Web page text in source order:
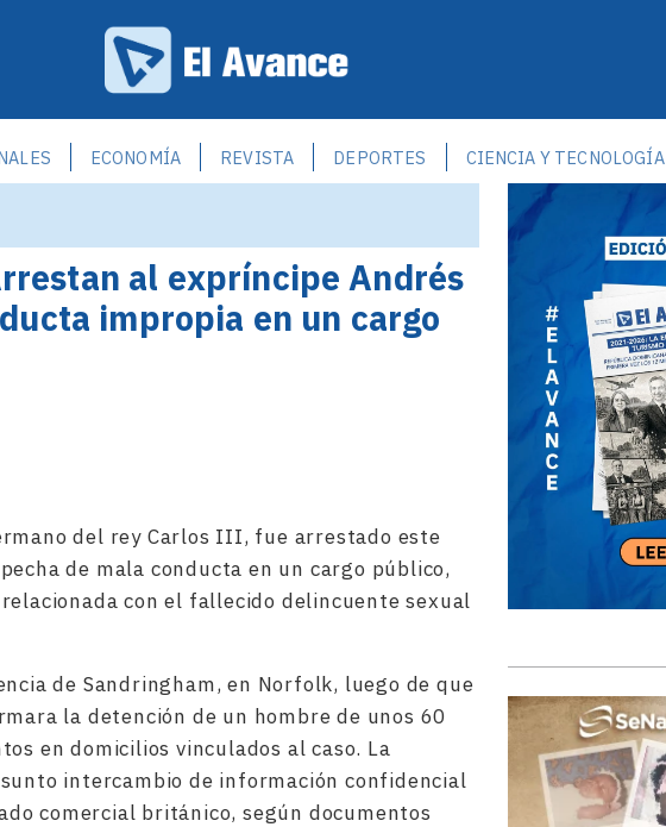
ECONOMÍA REVISTA DEPORTES CIENCIA Y TECNOLOGÍA
al expríncipe Andrés
impropia en un cargo
del rey Carlos III, fue arrestado este
de mala conducta en un cargo público,
con el fallecido delincuente sexual
de Sandringham, en Norfolk, luego de que
la detención de un hombre de unos 60
en domicilios vinculados al caso. La
intercambio de información confidencial
comercial británico, según documentos